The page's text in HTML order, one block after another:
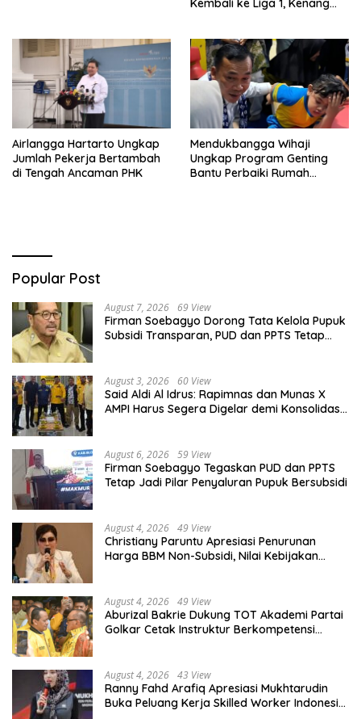
Kembali ke Liga 1, Kenang
Airlangga Hartarto Ungkap
Jumlah Pekerja Bertambah
di Tengah Ancaman PHK
Mendukbangga Wihaji
Ungkap Program Genting
Bantu Perbaiki Rumah
Popular Post
August 7, 2026 69 View
Firman Soebagyo Dorong Tata Kelola Pupuk
Subsidi Transparan, PUD dan PPTS Tetap
August 3, 2026 60 View
Said Aldi Al Idrus: Rapimnas dan Munas X
AMPI Harus Segera Digelar demi Konsolidasi
August 6, 2026 59 View
Firman Soebagyo Tegaskan PUD dan PPTS
Tetap Jadi Pilar Penyaluran Pupuk Bersubsidi
August 4, 2026 49 View
Christiany Paruntu Apresiasi Penurunan
Harga BBM Non-Subsidi, Nilai Kebijakan
August 4, 2026 49 View
Aburizal Bakrie Dukung TOT Akademi Partai
Golkar Cetak Instruktur Berkompetensi
August 4, 2026 43 View
Ranny Fahd Arafiq Apresiasi Mukhtarudin
Buka Peluang Kerja Skilled Worker Indonesia